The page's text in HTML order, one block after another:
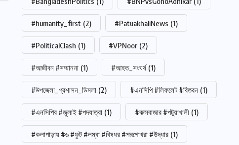
#humanity_first (2) #PatuakhaliNews (1)
#PoliticalClash (1) #VPNoor (2)
#আজীবন #সম্মাননা (1) #আহত_সংঘর্ষ (1)
#উপজেলা_প্রশাসন_ডিমলা (2) #এনসিপি #লিফলেট #বিতরন (1)
#এনসিপির #জুলাই #পদযাত্রা (1) #কক্সবাজার #পটুয়াখালী (1)
#কলাপাড়ায় #৬ #ফুট #লম্বা #বিষধর #পদ্মগোখরা #উদ্ধার (1)